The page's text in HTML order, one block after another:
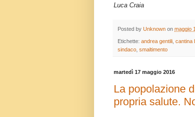
Luca Craia
Posted by Unknown on maggio
Etichette: andrea gentili cantina
sindaco smaltimento
martedì 17 maggio 2016
La popolazione
propria salute.